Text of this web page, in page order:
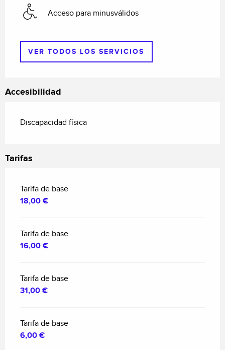
Acceso para minusválidos
VER TODOS LOS SERVICIOS
Accesibilidad
Discapacidad física
Tarifas
Tarifa de base
18,00 €
Tarifa de base
16,00 €
Tarifa de base
31,00 €
Tarifa de base
6,00 €